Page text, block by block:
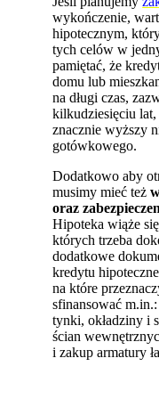
wykończenie,
hipotecznym,
tych celów w
pamiętać, że
domu lub
na długi czas,
kilkudziesięciu lat,
znacznie wyższy
gotówkowego.
Dodatkowo aby
musimy mieć też
oraz
Hipoteka wiąże
których trzeba
dodatkowe
kredytu
na które
sfinansować
tynki, okładziny i
ścian
i zakup armatury